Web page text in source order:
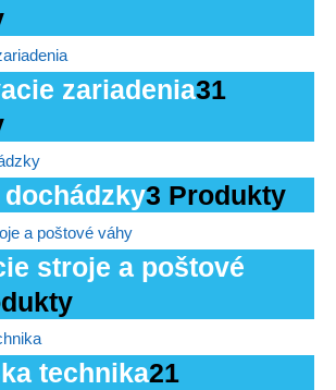
zariadenia31
3 Produkty
stroje a poštové
technika21